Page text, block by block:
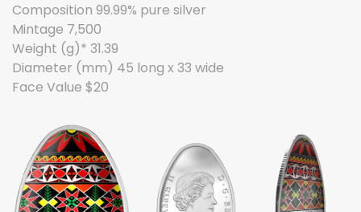
Composition 99.99% pure silver
Mintage 7,500
Weight (g)* 31.39
Diameter (mm) 45 long x 33 wide
Face Value $20